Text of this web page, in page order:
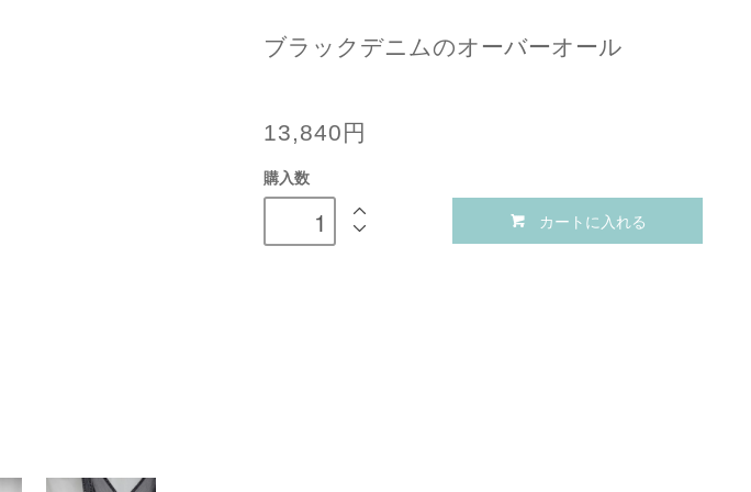
ブラックデニムのオーバーオール
13,840円
購入数
カートに入れる